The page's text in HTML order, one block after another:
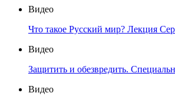
Видео
Что такое Русский мир? Лекция
Видео
Защитить и обезвредить.
Видео